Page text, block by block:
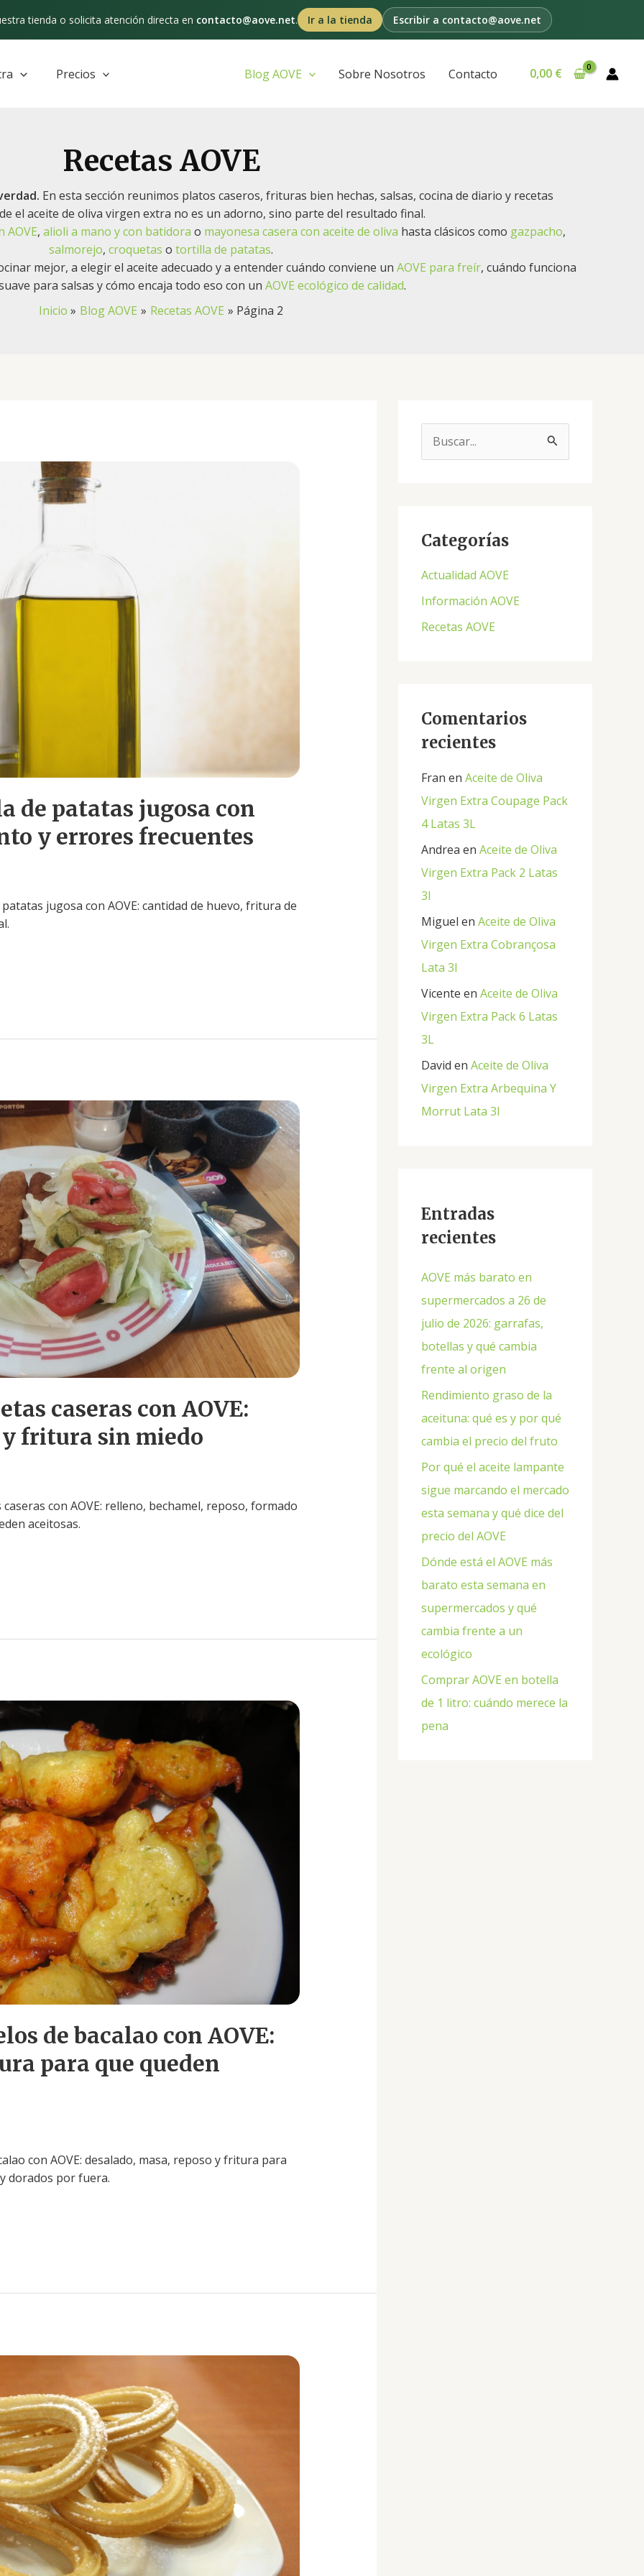
tienda o solicita atención directa en contacto@aove.net. Ir a la tienda Escribir a contacto@aove.net
Precios Blog AOVE Sobre Nosotros Contacto 0,00 €
Recetas AOVE
En esta sección reunimos platos caseros, frituras bien hechas, salsas, cocina de diario y recetas
el aceite de oliva virgen extra no es un adorno, sino parte del resultado final.
AOVE, alioli a mano y con batidora o mayonesa casera con aceite de oliva hasta clásicos como gazpacho,
salmorejo, croquetas o tortilla de patatas.
mejor, a elegir el aceite adecuado y a entender cuándo conviene un AOVE para freír, cuándo funciona
para salsas y cómo encaja todo eso con un AOVE ecológico de calidad.
Inicio
Blog AOVE Recetas AOVE Página 2
de patatas jugosa con
y errores frecuentes
jugosa con AOVE: cantidad de huevo, fritura de
caseras con AOVE:
fritura sin miedo
con AOVE: relleno, bechamel, reposo, formado
aceitosas.
de bacalao con AOVE:
para que queden
con AOVE: desalado, masa, reposo y fritura para
dorados por fuera.
a
p
o
r
Categorías
Actualidad AOVE
Información AOVE
Recetas AOVE
Comentarios
recientes
Fran en Aceite de Oliva
Virgen Extra Coupage Pack
4 Latas 3L
Andrea en Aceite de Oliva
Virgen Extra Pack 2 Latas
3l
Miguel en Aceite de Oliva
Virgen Extra Cobrançosa
Lata 3l
Vicente en Aceite de Oliva
Virgen Extra Pack 6 Latas
3L
David en Aceite de Oliva
Virgen Extra Arbequina Y
Morrut Lata 3l
Entradas
recientes
AOVE más barato en
supermercados a 26 de
julio de 2026: garrafas,
botellas y qué cambia
frente al origen
Rendimiento graso de la
aceituna: qué es y por qué
cambia el precio del fruto
Por qué el aceite lampante
sigue marcando el mercado
esta semana y qué dice del
precio del AOVE
Dónde está el AOVE más
barato esta semana en
supermercados y qué
cambia frente a un
ecológico
Comprar AOVE en botella
de 1 litro: cuándo merece la
pena